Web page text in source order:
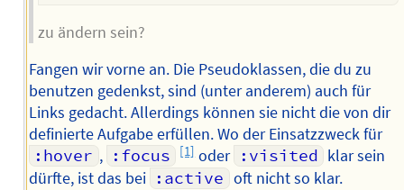
zu ändern sein?
Fangen wir vorne an. Die Pseudoklassen, die du zu
benutzen gedenkst, sind (unter anderem) auch für
Links gedacht. Allerdings können sie nicht die von dir
definierte Aufgabe erfüllen. Wo der Einsatzzweck für
:hover , :focus [1]oder :visited klar sein
dürfte, ist das bei :active oft nicht so klar.